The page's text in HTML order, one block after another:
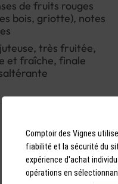
de fruits rouges
bois, griotte), notes
très fruitée,
et fraîche, finale
Comptoir des Vignes
fiabilité et la sécurité du
expérience d'achat
opérations en